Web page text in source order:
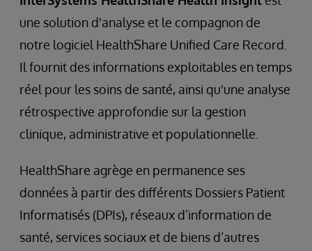
une solution d'analyse et le compagnon de
notre logiciel HealthShare Unified Care Record.
Il fournit des informations exploitables en temps
réel pour les soins de santé, ainsi qu'une analyse
rétrospective approfondie sur la gestion
clinique, administrative et populationnelle.
HealthShare agrège en permanence ses
données à partir des différents Dossiers Patient
Informatisés (DPIs), réseaux d’information de
santé, services sociaux et de biens d’autres